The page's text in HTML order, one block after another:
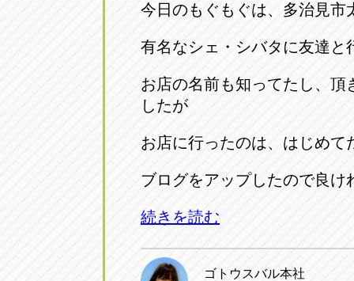
今日のもぐもぐは、多治見市
有名なシェ・シバタに友達と
お店の名前も知ってたし、
したが
お店に行ったのは、はじめて
ブログをアップしたので良け
続きを読む
ゴトウスバル本社